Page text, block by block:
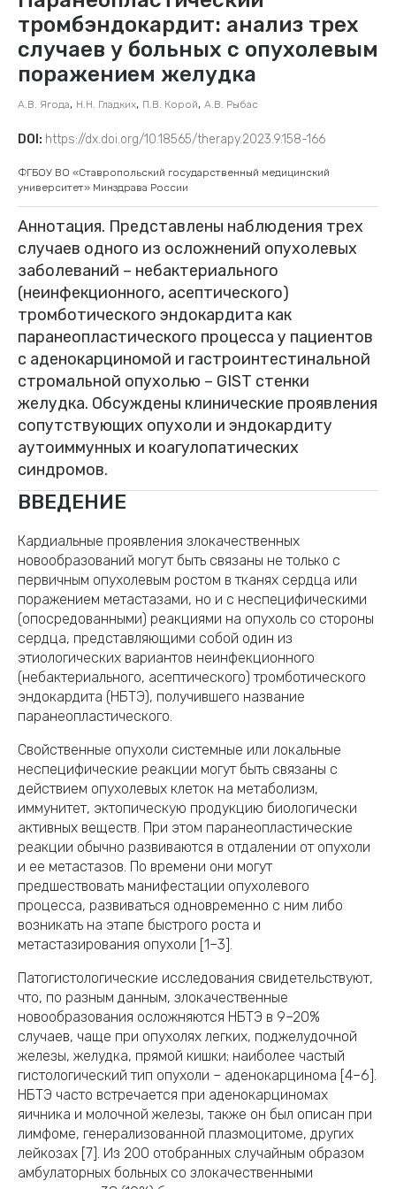
тромбэндокардит: анализ трех
случаев у больных с опухолевым
поражением желудка
ФГБОУ ВО «Ставропольский государственный медицинский
университет» Минздрава России
Аннотация. Представлены наблюдения трех
случаев одного из осложнений опухолевых
заболеваний – небактериального
(неинфекционного, асептического)
тромботического эндокардита как
паранеопластического процесса у пациентов
с аденокарциномой и гастроинтестинальной
стромальной опухолью – GIST стенки
желудка. Обсуждены клинические проявления
сопутствующих опухоли и эндокардиту
аутоиммунных и коагулопатических
синдромов.
ВВЕДЕНИЕ
Кардиальные проявления злокачественных
новообразований могут быть связаны не только с
первичным опухолевым ростом в тканях сердца или
поражением метастазами, но и с неспецифическими
(опосредованными) реакциями на опухоль со стороны
сердца, представляющими собой один из
этиологических вариантов неинфекционного
(небактериального, асептического) тромботического
эндокардита (НБТЭ), получившего название
паранеопластического.
Свойственные опухоли системные или локальные
неспецифические реакции могут быть связаны с
действием опухолевых клеток на метаболизм,
иммунитет, эктопическую продукцию биологически
активных веществ. При этом паранеопластические
реакции обычно развиваются в отдалении от опухоли
и ее метастазов. По времени они могут
предшествовать манифестации опухолевого
процесса, развиваться одновременно с ним либо
возникать на этапе быстрого роста и
метастазирования опухоли [1–3].
Патогистологические исследования свидетельствуют,
что, по разным данным, злокачественные
новообразования осложняются НБТЭ в 9–20%
случаев, чаще при опухолях легких, поджелудочной
железы, желудка, прямой кишки; наиболее частый
гистологический тип опухоли – аденокарцинома [4–6].
НБТЭ часто встречается при аденокарциномах
яичника и молочной железы, также он был описан при
лимфоме, генерализованной плазмоцитоме, других
лейкозах [7]. Из 200 отобранных случайным образом
амбулаторных больных со злокачественными
DOI: https://dx.doi.org/10.18565/therapy.2023.9.158-166
А.В. Ягода, Н.Н. Гладких, П.В. Корой, А.В. Рыбас